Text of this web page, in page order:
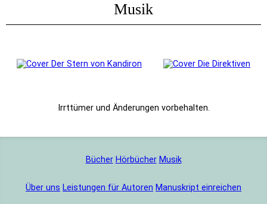
Musik
Bücher Hörbücher Musik
Über uns Leistungen für Autoren Manuskript einreichen